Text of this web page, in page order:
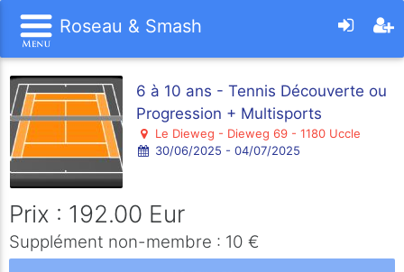
Roseau & Smash
6 à 10 ans - Tennis Découverte ou
Progression + Multisports
Le Dieweg - Dieweg 69 - 1180 Uccle
30/06/2025 - 04/07/2025
Prix : 192.00 Eur
Supplément non-membre : 10 €